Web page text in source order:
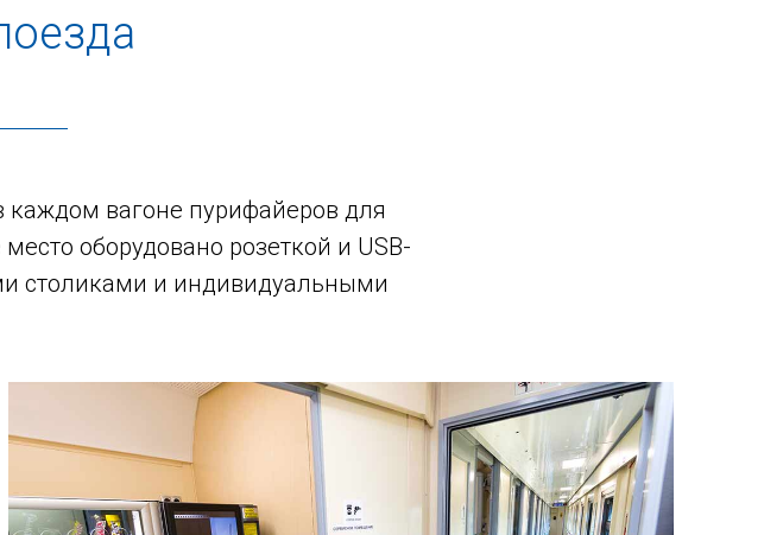
вагоне пурифайеров для
оборудовано розеткой и USB-
столиками и индивидуальными